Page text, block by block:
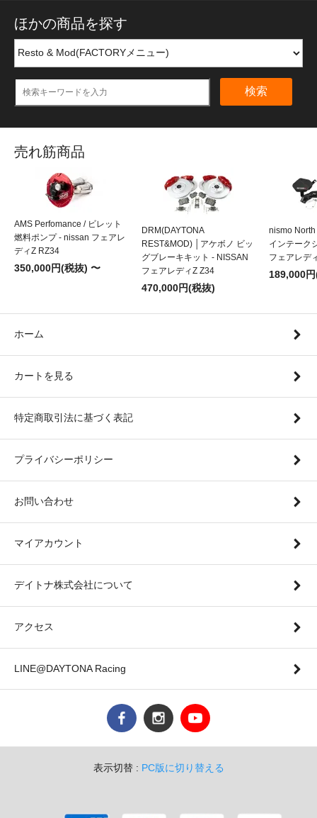
ほかの商品を探す
検索
売れ筋商品
AMS Perfomance / ビレット
燃料ポンプ - nissan フェアレ
ディZ RZ34
350,000円(税抜) 〜
DRM(DAYTONA
REST&MOD) │アケボノ ビッ
グブレーキキット - NISSAN
フェアレディZ Z34
470,000円(税抜)
nismo
インテーク
フェアレデ
189,000
ホーム
カートを見る
特定商取引法に基づく表記
プライバシーポリシー
お問い合わせ
マイアカウント
デイトナ株式会社について
アクセス
LINE@DAYTONA Racing
表示切替 : PC版に切り替える